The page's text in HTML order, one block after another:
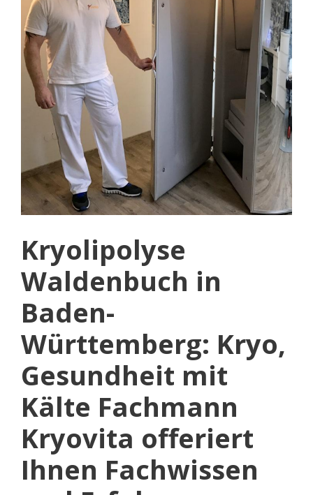
Kryolipolyse
Waldenbuch in
Baden-
Württemberg: Kryo,
Gesundheit mit
Kälte Fachmann
Kryovita offeriert
Ihnen Fachwissen